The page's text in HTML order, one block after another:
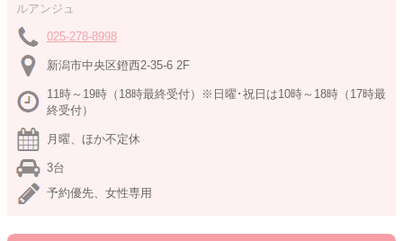
ルアンジュ
025-278-8998
新潟市中央区鐙西2-35-6 2F
11時～19時（18時最終受付）※日曜･祝日は10時～18時（17時最
終受付）
月曜、ほか不定休
3台
予約優先、女性専用